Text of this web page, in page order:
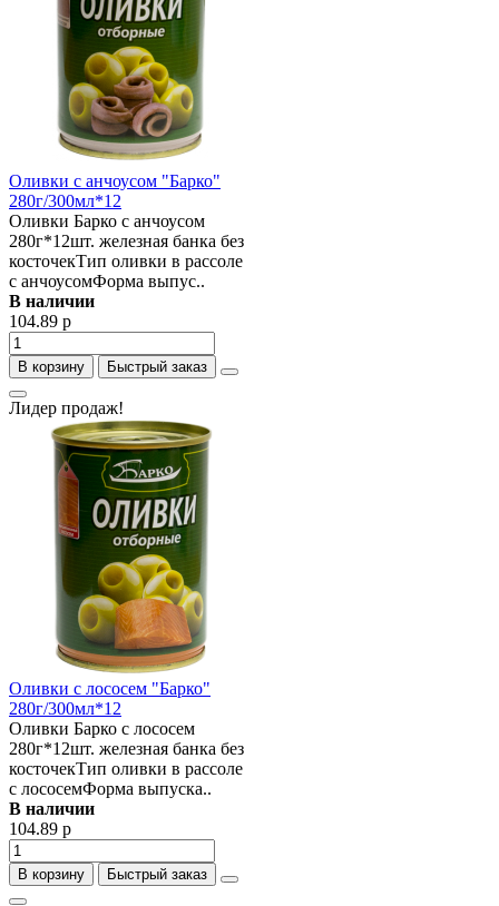
Оливки с анчоусом "Барко"
280г/300мл*12
Оливки Барко с анчоусом
280г*12шт. железная банка без
косточекТип оливки в рассоле
с анчоусомФорма выпус..
В наличии
104.89 р
В корзину Быстрый заказ
Лидер продаж!
Оливки с лососем "Барко"
280г/300мл*12
Оливки Барко с лососем
280г*12шт. железная банка без
косточекТип оливки в рассоле
с лососемФорма выпуска..
В наличии
104.89 р
В корзину Быстрый заказ